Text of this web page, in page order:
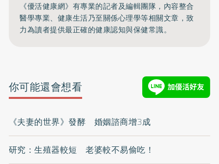
《優活健康網》有專業的記者及編輯團隊，內容整合
醫學專業、健康生活乃至關係心理學等相關文章，致
力為讀者提供最正確的健康認知與保健常識。
你可能還會想看
《夫妻的世界》發酵 婚姻諮商增3成
研究：生殖器較短 老婆較不易偷吃！